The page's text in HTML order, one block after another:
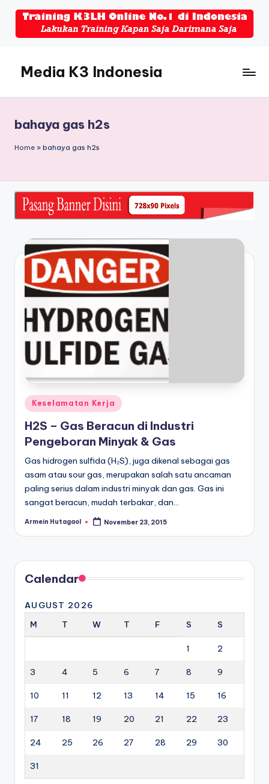
Media K3 Indonesia
Seputar
Dunia
K3LH
bahaya gas h2s
Home » bahaya gas h2s
Posted
in
Keselamatan Kerja
H2S – Gas Beracun di Industri
Pengeboran Minyak & Gas
Gas hidrogen sulfida (H₂S), juga dikenal sebagai gas
asam atau sour gas, merupakan salah satu ancaman
paling serius dalam industri minyak dan gas. Gas ini
sangat beracun, mudah terbakar, dan…
Posted
Armein Hutagaol November 23, 2015
Calendar
AUGUST 2026
M
T W T F S S
1 2
3 4 5 6 7 8 9
10 11 12 13 14 15 16
17 18 19 20 21 22 23
24 25 26 27 28 29 30
31